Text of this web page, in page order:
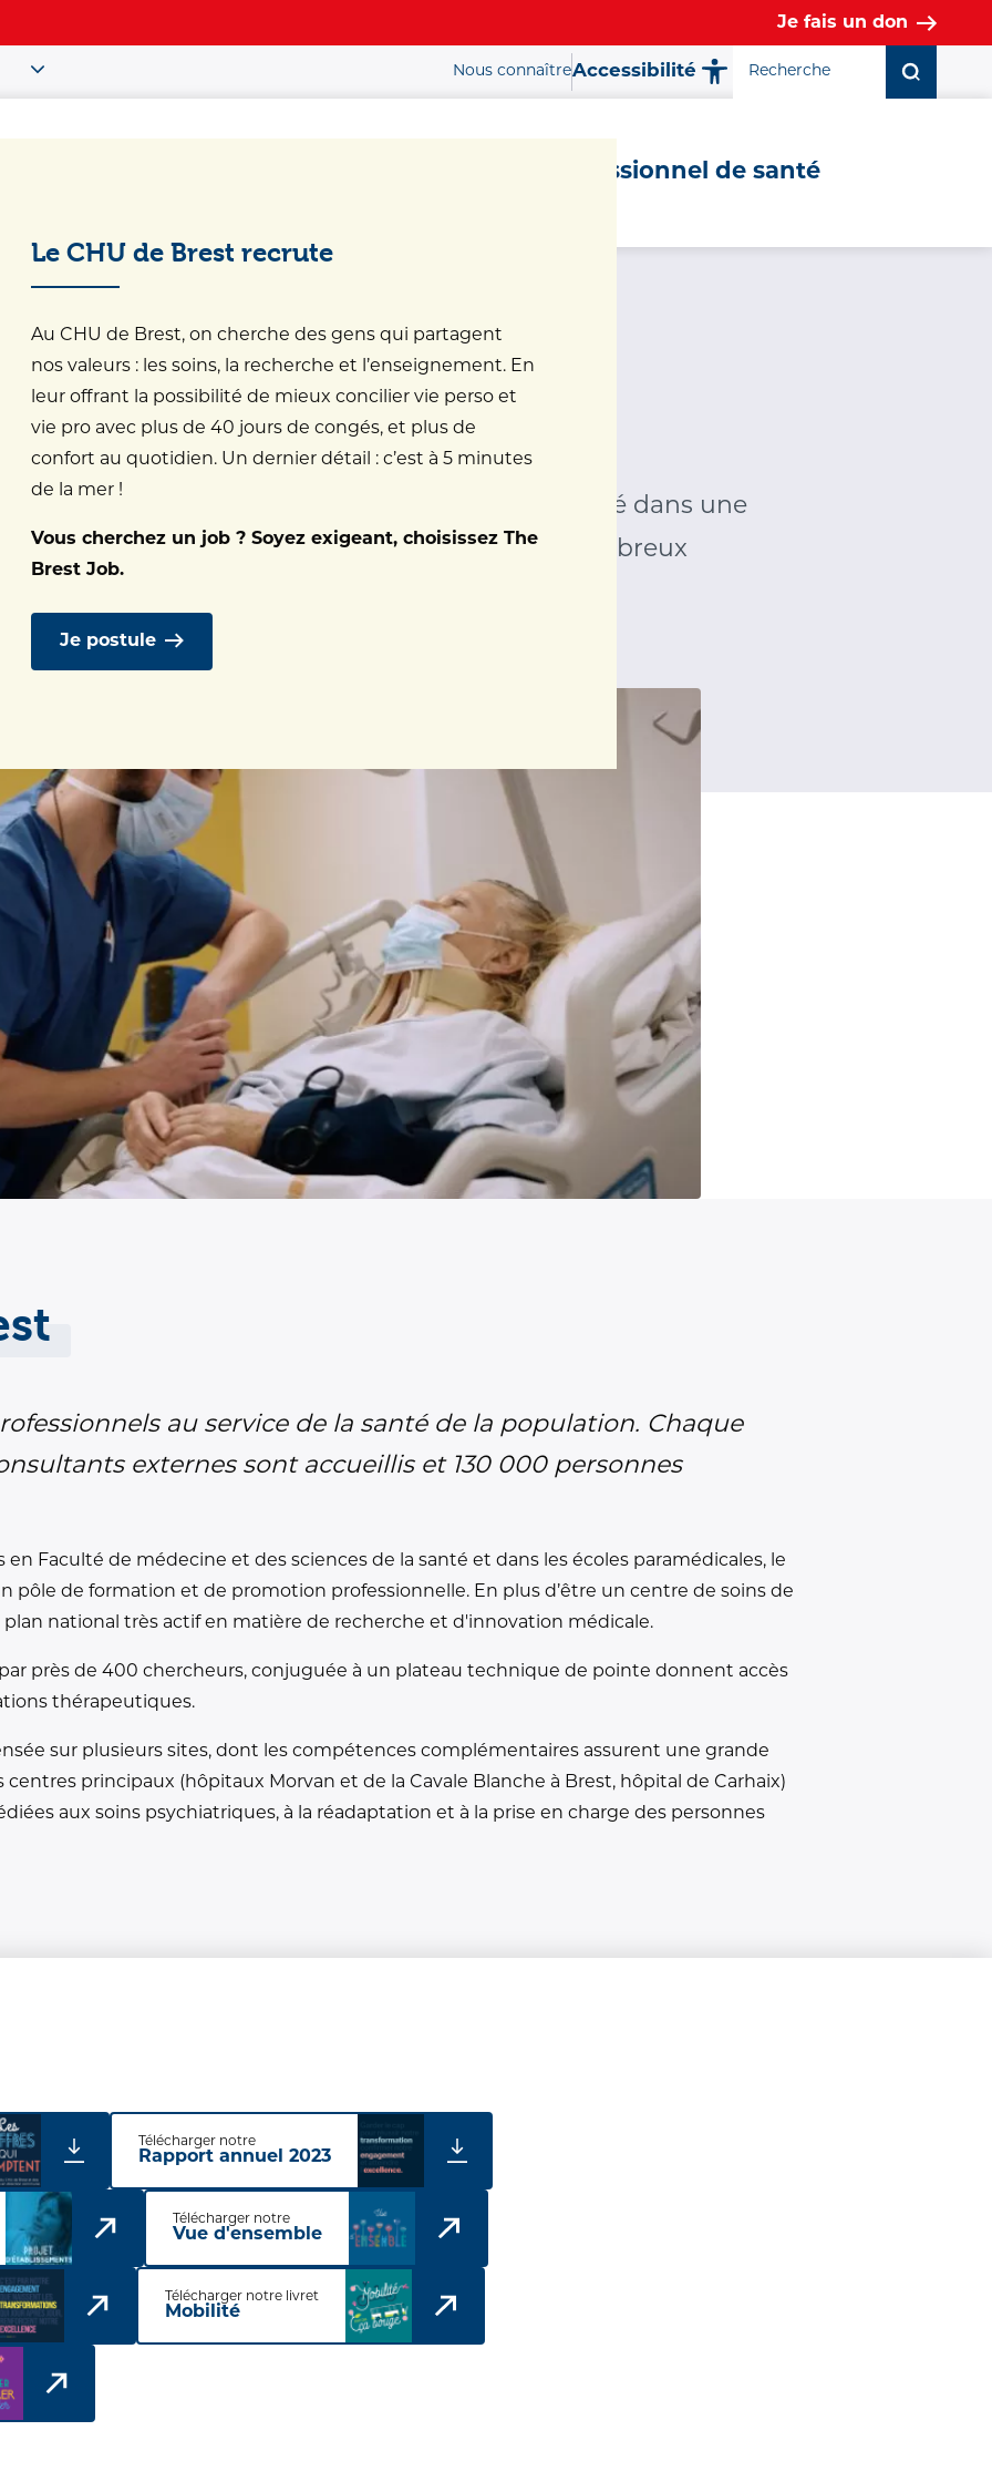
Le CHU de Brest recrute
Au CHU de Brest, on cherche des gens qui partagent
nos valeurs : les soins, la recherche et l’enseignement. En
leur offrant la possibilité de mieux concilier vie perso et
vie pro avec plus de 40 jours de congés, et plus de
confort au quotidien. Un dernier détail : c’est à 5 minutes
de la mer !
Vous cherchez un job ? Soyez exigeant, choisissez The
Brest Job.
Je postule
Je fais un don
Nous connaîtreAccessibilité
Professionnel de santé
occidentale, le CHU de Brest s'est engagé dans une
l'offre de soins sur le territoire à travers de nombreux
au service de la santé de la population. Chaque
externes sont accueillis et 130 000 personnes
Faculté de médecine et des sciences de la santé et dans les écoles paramédicales, le
pôle de formation et de promotion professionnelle. En plus d’être un centre de soins de
plan national très actif en matière de recherche et d'innovation médicale.
près de 400 chercheurs, conjuguée à un plateau technique de pointe donnent accès
thérapeutiques.
sur plusieurs sites, dont les compétences complémentaires assurent une grande
centres principaux (hôpitaux Morvan et de la Cavale Blanche à Brest, hôpital de Carhaix)
aux soins psychiatriques, à la réadaptation et à la prise en charge des personnes
Télécharger notre
Rapport annuel 2023
Télécharger notre
Vue d'ensemble
Télécharger notre livret
Mobilité